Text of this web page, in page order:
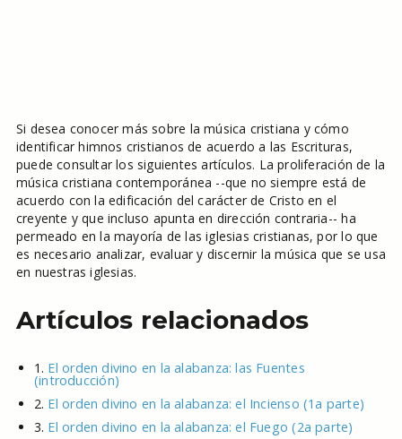
Si desea conocer más sobre la música cristiana y cómo
identificar himnos cristianos de acuerdo a las Escrituras,
puede consultar los siguientes artículos. La proliferación de la
música cristiana contemporánea --que no siempre está de
acuerdo con la edificación del carácter de Cristo en el
creyente y que incluso apunta en dirección contraria-- ha
permeado en la mayoría de las iglesias cristianas, por lo que
es necesario analizar, evaluar y discernir la música que se usa
en nuestras iglesias.
Artículos relacionados
1. El orden divino en la alabanza: las Fuentes
(introducción)
2. El orden divino en la alabanza: el Incienso (1a parte)
3. El orden divino en la alabanza: el Fuego (2a parte)